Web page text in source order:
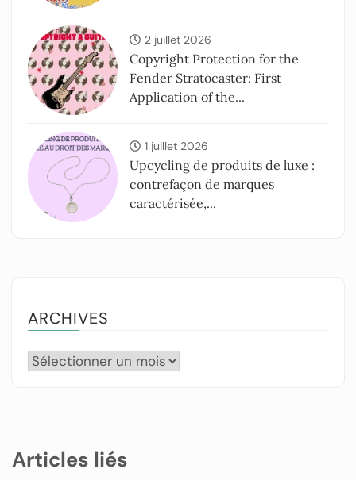
2 juillet 2026
Copyright Protection for the
Fender Stratocaster: First
Application of the...
1 juillet 2026
Upcycling de produits de luxe :
contrefaçon de marques
caractérisée,...
ARCHIVES
Articles liés